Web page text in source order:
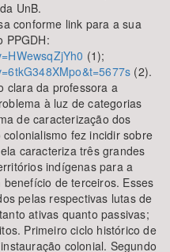
UnB.
conforme link para a sua
PPGDH:
(1);
(2).
clara da professora a
à luz de categorias
de caracterização dos
fez incidir sobre
caracteriza três grandes
indígenas para a
de terceiros. Esses
pelas respectivas lutas de
ativas quanto passivas;
Primeiro ciclo histórico de
colonial. Segundo